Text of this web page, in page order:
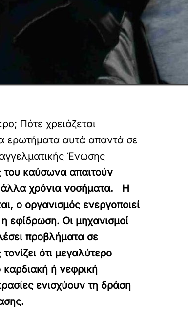
Πότε χρειάζεται
ερωτήματα αυτά απαντά σε
Ένωσης
του καύσωνα απαιτούν
άλλα χρόνια νοσήματα. Η
ο οργανισμός ενεργοποιεί
εφίδρωση. Οι μηχανισμοί
προβλήματα σε
ότι μεγαλύτερο
καρδιακή ή νεφρική
ενισχύουν τη δράση